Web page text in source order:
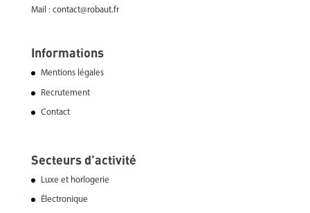
Mail : contact@robaut.fr
Informations
Mentions légales
Recrutement
Contact
Secteurs d’activité
Luxe et horlogerie
Électronique